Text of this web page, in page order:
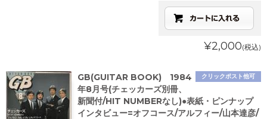
¥2,000(税込)
クリックポスト他可
GB(GUITAR BOOK) 1984
年8月号(チェッカーズ別冊、
新聞付/HIT NUMBERなし)●表紙・ピンナップ
インタビュー=オフコース/アルフィー/山本達彦/